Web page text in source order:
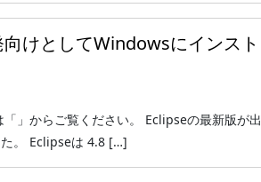
けとしてWindowsにインスト
」からご覧ください。 Eclipseの最新版が出
。 Eclipseは 4.8 […]